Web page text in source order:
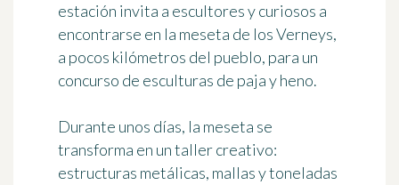
estación invita a escultores y curiosos a
encontrarse en la meseta de los Verneys,
a pocos kilómetros del pueblo, para un
concurso de esculturas de paja y heno.
Durante unos días, la meseta se
transforma en un taller creativo:
estructuras metálicas, mallas y toneladas